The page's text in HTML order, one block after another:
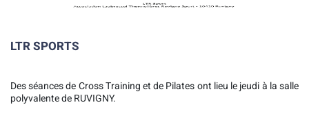
LTR SPORTS
Des séances de Cross Training et de Pilates ont lieu le jeudi à la salle
polyvalente de RUVIGNY.